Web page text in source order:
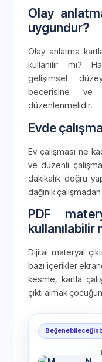
Olay
uygundur?
Olay anlatma
kullanılır mı?
gelişimsel
becerisine ve
düzenlenmelidir.
Evde
Ev çalışması ne
ve düzenli
dakikalık doğru
dağınık
PDF
kullanılabilir
Dijital materyal
bazı içerikler
kesme, kartla
çıktı almak çocuğun